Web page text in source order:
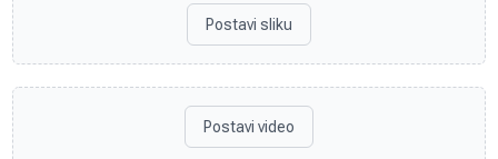
Postavi sliku
Postavi video